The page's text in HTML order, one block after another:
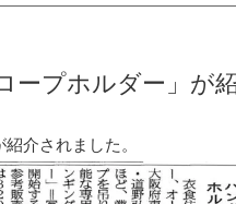
プホルダー」が紹
紹介されました。